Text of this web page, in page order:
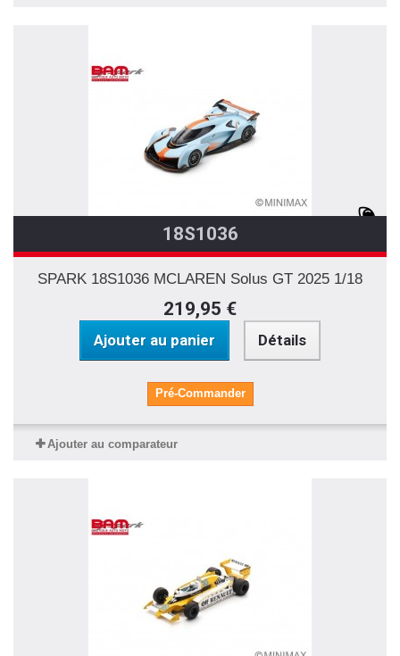
18S1036
SPARK 18S1036 MCLAREN Solus GT 2025 1/18
219,95 €
Ajouter au panier Détails
Pré-Commander
Ajouter au comparateur